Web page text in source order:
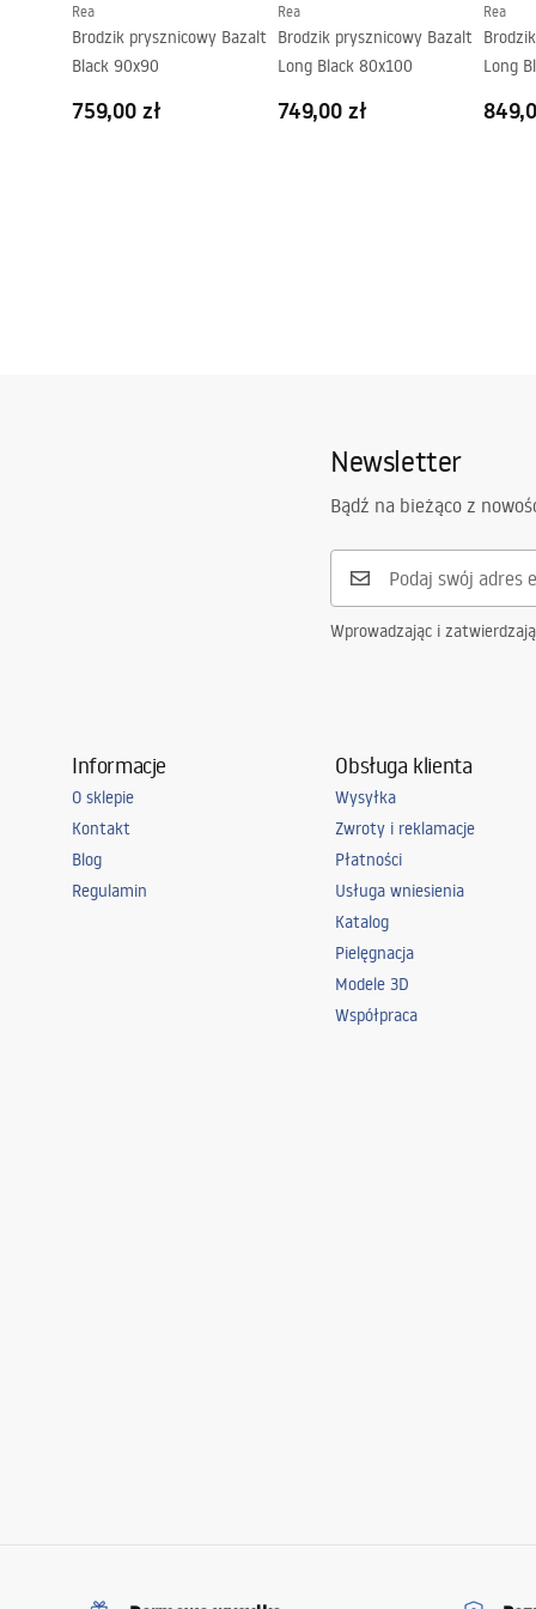
Rea
Brodzik prysznicowy Bazalt
Black 90x90
759,00 zł
Rea
Brodzik prysznicowy Bazalt
Long Black 80x100
749,00 zł
Rea
Long
Newsletter
Bądź na bieżąco z
Wprowadzając i
Informacje
O sklepie
Kontakt
Blog
Regulamin
Obsługa klienta
Wysyłka
Zwroty i reklamacje
Płatności
Usługa wniesienia
Katalog
Pielęgnacja
Modele 3D
Współpraca